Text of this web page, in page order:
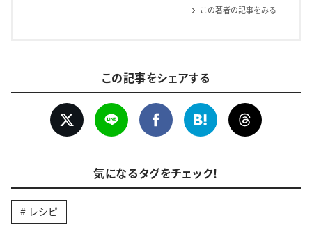
この著者の記事をみる
この記事をシェアする
気になるタグをチェック！
レシピ